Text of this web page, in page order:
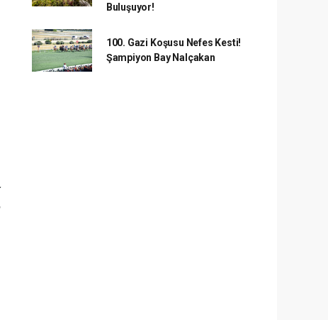
Buluşuyor!
100. Gazi Koşusu Nefes Kesti!
Şampiyon Bay Nalçakan